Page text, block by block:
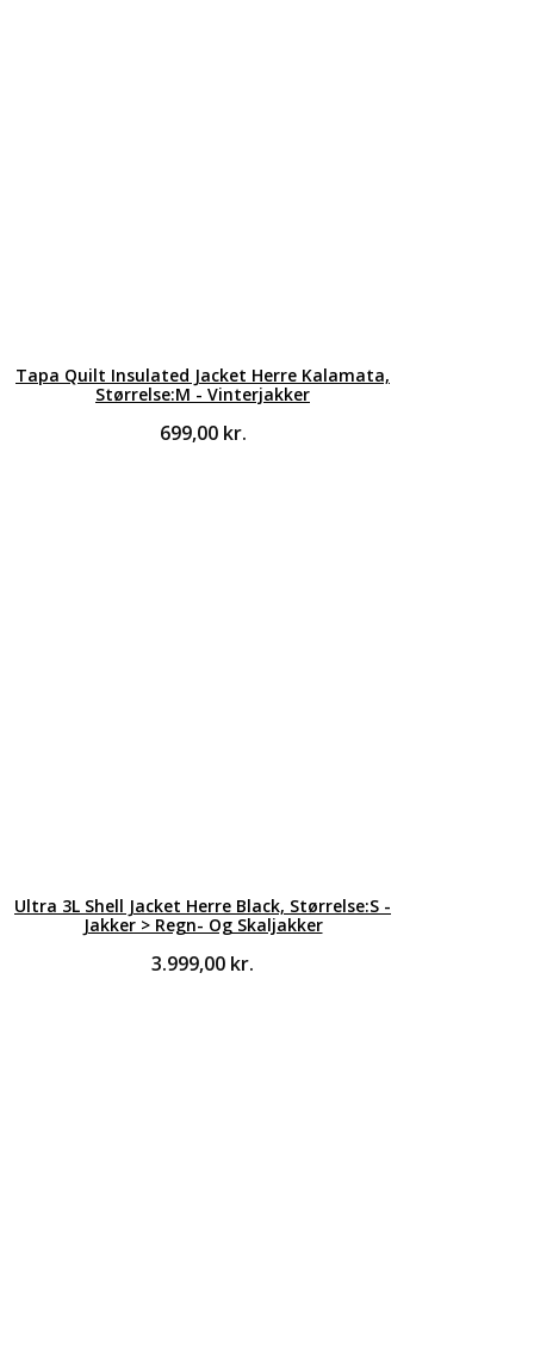
Tapa Quilt Insulated Jacket Herre Kalamata,
Størrelse:M - Vinterjakker
699,00 kr.
Ultra 3L Shell Jacket Herre Black, Størrelse:S -
Jakker > Regn- Og Skaljakker
3.999,00 kr.